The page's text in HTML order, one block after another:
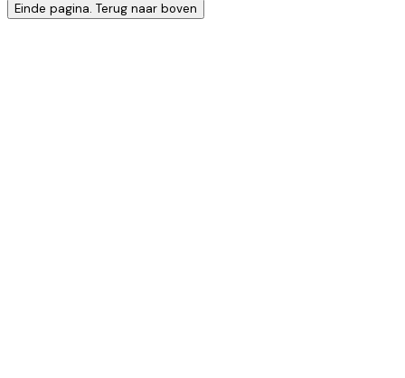
Einde pagina. Terug naar boven